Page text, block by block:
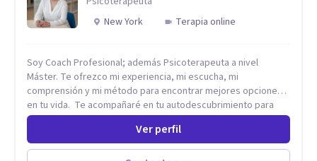
New York
Terapia online
Soy Coach Profesional; además Psicoterapeuta a nivel
Máster. Te ofrezco mi experiencia, mi escucha, mi
comprensión y mi método para encontrar mejores opciones
en tu vida. Te acompañaré en tu autodescubrimiento para
que asumas el control de tu vida. Te ayudaré a identificar tus
fortalezas y a encontrar la riqueza que hay en ti para lograr
tus metas con éxito. Te apoyaré para que descubras que
Ver perfil